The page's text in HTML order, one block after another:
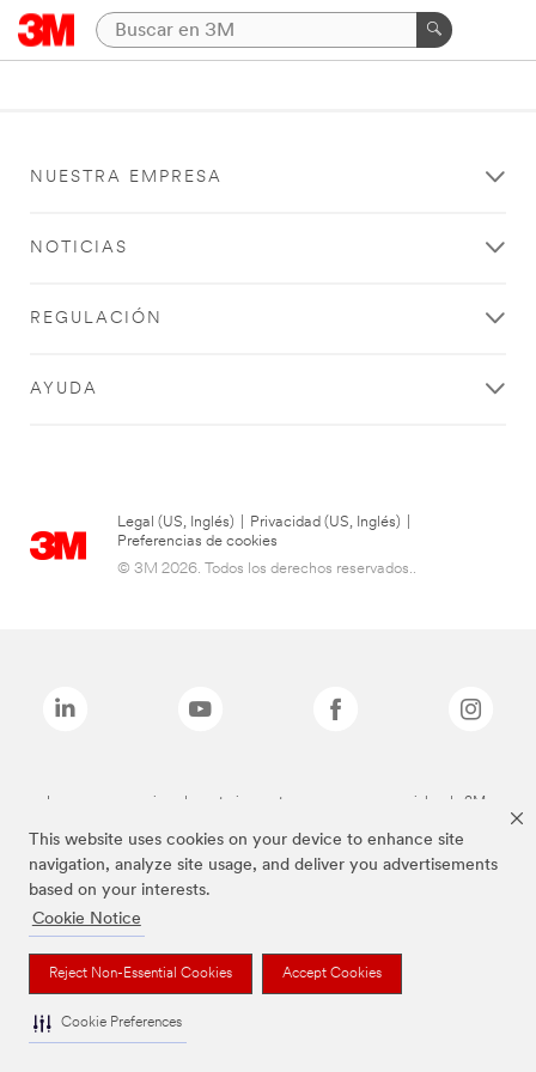
This website uses cookies on your device to enhance site
navigation, analyze site usage, and deliver you advertisements
based on your interests.
Cookie Notice
Reject Non-Essential Cookies Accept Cookies
Cookie Preferences
NUESTRA EMPRESA
NOTICIAS
REGULACIÓN
AYUDA
Legal (US, Inglés) Privacidad (US, Inglés)
Preferencias de cookies
© 3M 2026. Todos los derechos reservados..
Las marcas mencionadas anteriormente son marcas comerciales de 3M.